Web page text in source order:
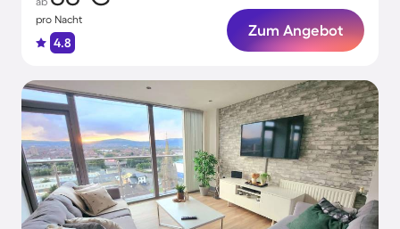
pro Nacht
4.8
Zum Angebot